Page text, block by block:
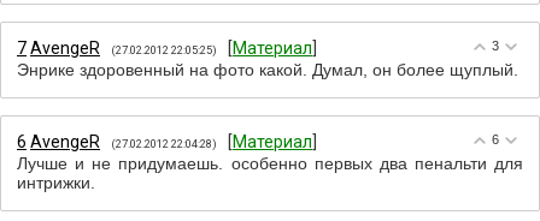
3
7АvengeR (27.02.2012 22:05:25) [Материал
Энрике здоровенный на фото какой. Думал, он более щуплый.
6
6 АvengeR (27.02.2012 22:04:28) [Материал
Лучше и не придумаешь. особенно первых два пенальти для
интрижки.